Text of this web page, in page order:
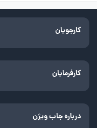
کارجویان
کارفرمایان
درباره جاب ویژن